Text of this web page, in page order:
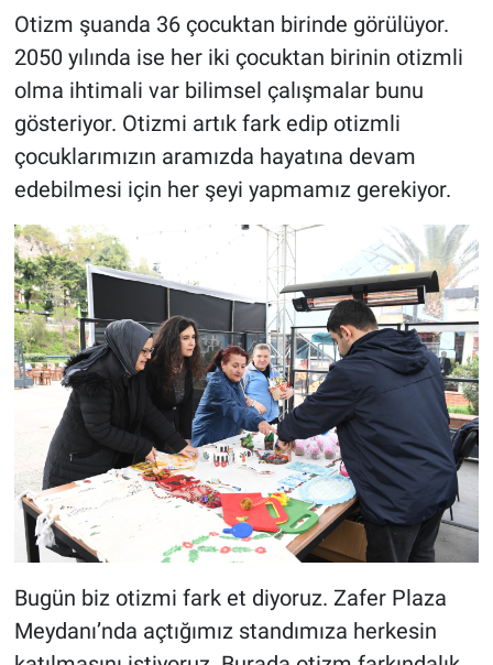
Otizm şuanda 36 çocuktan birinde görülüyor.
2050 yılında ise her iki çocuktan birinin otizmli
olma ihtimali var bilimsel çalışmalar bunu
gösteriyor. Otizmi artık fark edip otizmli
çocuklarımızın aramızda hayatına devam
edebilmesi için her şeyi yapmamız gerekiyor.
Bugün biz otizmi fark et diyoruz. Zafer Plaza
Meydanı’nda açtığımız standımıza herkesin